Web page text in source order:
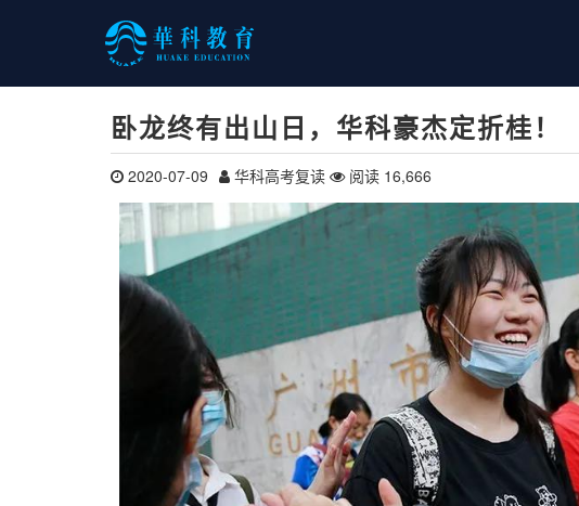
卧龙终有出山日，华科豪杰定折桂！
2020-07-09 华科高考复读 阅读 16,666